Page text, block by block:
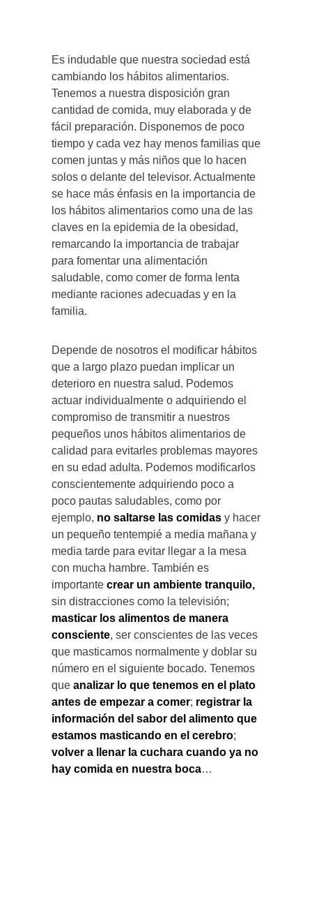
Es indudable que nuestra sociedad está
cambiando los hábitos alimentarios.
Tenemos a nuestra disposición gran
cantidad de comida, muy elaborada y de
fácil preparación. Disponemos de poco
tiempo y cada vez hay menos familias que
comen juntas y más niños que lo hacen
solos o delante del televisor. Actualmente
se hace más énfasis en la importancia de
los hábitos alimentarios como una de las
claves en la epidemia de la obesidad,
remarcando la importancia de trabajar
para fomentar una alimentación
saludable, como comer de forma lenta
mediante raciones adecuadas y en la
familia.
Depende de nosotros el modificar hábitos
que a largo plazo puedan implicar un
deterioro en nuestra salud. Podemos
actuar individualmente o adquiriendo el
compromiso de transmitir a nuestros
pequeños unos hábitos alimentarios de
calidad para evitarles problemas mayores
en su edad adulta. Podemos modificarlos
conscientemente adquiriendo poco a
poco pautas saludables, como por
ejemplo, no saltarse las comidas y hacer
un pequeño tentempié a media mañana y
media tarde para evitar llegar a la mesa
con mucha hambre. También es
importante crear un ambiente tranquilo,
sin distracciones como la televisión;
masticar los alimentos de manera
consciente, ser conscientes de las veces
que masticamos normalmente y doblar su
número en el siguiente bocado. Tenemos
que analizar lo que tenemos en el plato
antes de empezar a comer; registrar la
información del sabor del alimento que
estamos masticando en el cerebro;
volver a llenar la cuchara cuando ya no
hay comida en nuestra boca…